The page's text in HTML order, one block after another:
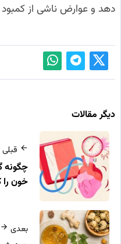
دهد و عوارض ناشی از
دیگر مقالات
قبلی
چگونه
خون
بعدی